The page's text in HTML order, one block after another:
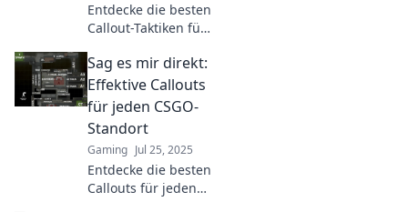
Entdecke die besten
Callout-Taktiken für
deine Freunde zum
Sieg und
dominierst das
Spiel! Jetzt lesen!
Sag es mir direkt:
Effektive Callouts
für jeden CSGO-
Standort
Gaming Jul 25, 2025
Entdecke die besten
Callouts für jeden